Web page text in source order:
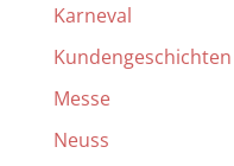
Karneval
Kundengeschichten
Messe
Neuss